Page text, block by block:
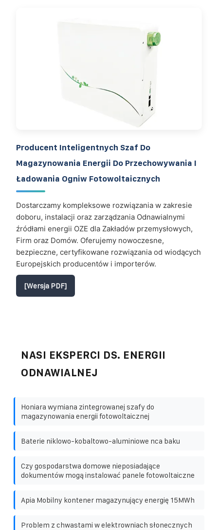
Producent Inteligentnych Szaf Do
Magazynowania Energii Do Przechowywania I
Ładowania Ogniw Fotowoltaicznych
Dostarczamy kompleksowe rozwiązania w zakresie
doboru, instalacji oraz zarządzania Odnawialnymi
źródłami energii OZE dla Zakładów przemysłowych,
Firm oraz Domów. Oferujemy nowoczesne,
bezpieczne, certyfikowane rozwiązania od wiodących
Europejskich producentów i importerów.
[Wersja PDF]
NASI EKSPERCI DS. ENERGII
ODNAWIALNEJ
Honiara wymiana zintegrowanej szafy do
magazynowania energii fotowoltaicznej
Baterie niklowo-kobaltowo-aluminiowe nca baku
Czy gospodarstwa domowe nieposiadające
dokumentów mogą instalować panele fotowoltaiczne
Apia Mobilny kontener magazynujący energię 15MWh
Problem z chwastami w elektrowniach słonecznych